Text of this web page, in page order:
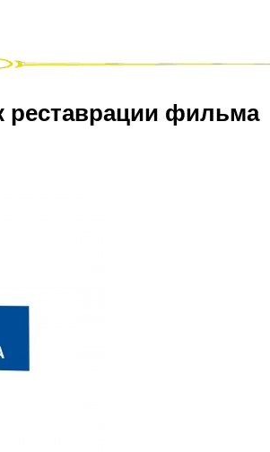
фильма